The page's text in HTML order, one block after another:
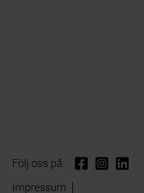
Följ oss på:
Impressum